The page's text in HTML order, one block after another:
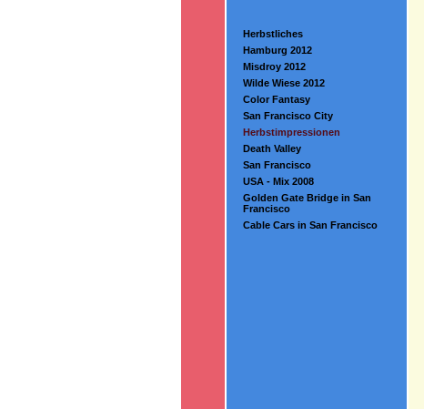
Herbstliches
Hamburg 2012
Misdroy 2012
Wilde Wiese 2012
Color Fantasy
San Francisco City
Herbstimpressionen
Death Valley
San Francisco
USA - Mix 2008
Golden Gate Bridge in San
Francisco
Cable Cars in San Francisco